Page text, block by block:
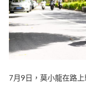
7月9日，莫小龍在路上